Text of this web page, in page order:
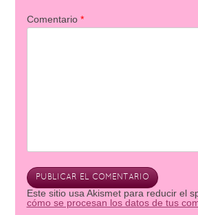
Comentario *
Este sitio usa Akismet para reducir el
cómo se procesan los datos de tus